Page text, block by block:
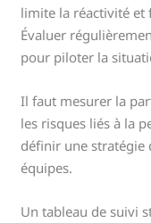
limite la réactivité et
Évaluer
pour piloter la
Il faut mesurer la
les risques liés à la
définir une stratégie
équipes.
Un tableau de suivi